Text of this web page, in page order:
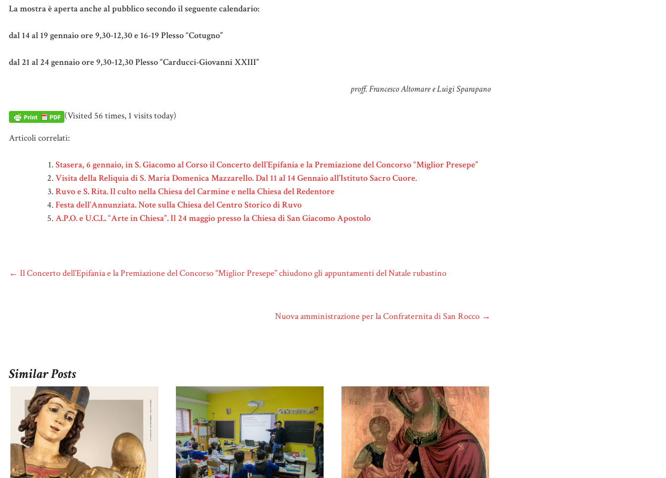
La mostra è aperta anche al pubblico secondo il seguente calendario:
dal 14 al 19 gennaio ore 9,30-12,30 e 16-19 Plesso “Cotugno”
dal 21 al 24 gennaio ore 9,30-12,30 Plesso “Carducci-Giovanni XXIII”
proff. Francesco Altomare e Luigi Sparapano
(Visited 56 times, 1 visits today)
Articoli correlati:
Stasera, 6 gennaio, in S. Giacomo al Corso il Concerto dell’Epifania e la Premiazione del Concorso “Miglior Presepe”
Visita della Reliquia di S. Maria Domenica Mazzarello. Dal 11 al 14 Gennaio all’Istituto Sacro Cuore.
Ruvo e S. Rita. Il culto nella Chiesa del Carmine e nella Chiesa del Redentore
Festa dell’Annunziata. Note sulla Chiesa del Centro Storico di Ruvo
A.P.O. e U.C.I.. “Arte in Chiesa”. Il 24 maggio presso la Chiesa di San Giacomo Apostolo
← Il Concerto dell’Epifania e la Premiazione del Concorso “Miglior Presepe” chiudono gli appuntamenti del Natale rubastino
Nuova amministrazione per la Confraternita di San Rocco →
Similar Posts